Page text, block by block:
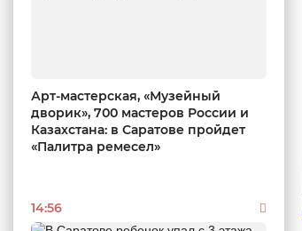
Арт-мастерская, «Музейный
дворик», 700 мастеров России и
Казахстана: в Саратове пройдет
«Палитра ремесел»
14:56